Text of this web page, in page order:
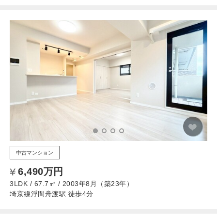
中古マンション
6,490万円
3LDK / 67.7㎡ / 2003年8月（築23年）
埼京線浮間舟渡駅 徒歩4分